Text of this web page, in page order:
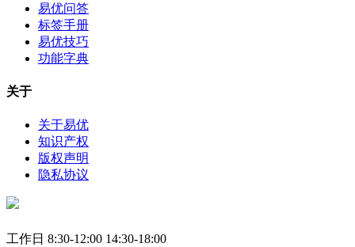
易优问答
标签手册
易优技巧
功能字典
关于
关于易优
知识产权
版权声明
隐私协议
工作日 8:30-12:00 14:30-18:00